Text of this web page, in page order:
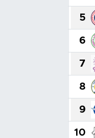
5
6
7
8
9
10